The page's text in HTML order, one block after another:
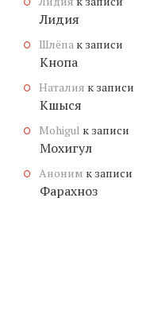
Лидия
Шлёпа к записи
Кнопа
Наталия к записи
Кшыся
Mohigul к записи
Мохигул
Аноним к записи
Фарахноз